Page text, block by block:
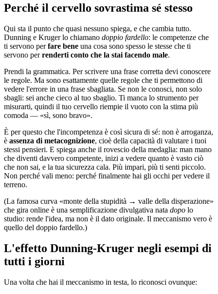
Perché il cervello sovrastima sé stesso
Qui sta il punto che quasi nessuno spiega, e che cambia tutto.
Dunning e Kruger lo chiamano doppio fardello: le competenze che
ti servono perfare bene una cosa sono spesso le stesse che ti
servono perrenderti conto che la stai facendo male.
Prendi la grammatica. Per scrivere una frase corretta devi conoscere
le regole. Ma sono esattamente quelle regole che ti permettono di
vedere l'errore in una frase sbagliata. Se non le conosci, non solo
sbagli: sei anche cieco al tuo sbaglio. Ti manca lo strumento per
misurarti, quindi il tuo cervello riempie il vuoto con la stima più
comoda — «sì, sono bravo».
È per questo che l'incompetenza è così sicura di sé: non è arroganza,
è assenza di metacognizione, cioè della capacità di valutare i tuoi
stessi pensieri. E spiega anche il rovescio della medaglia: man mano
che diventi davvero competente, inizi a vedere quanto è vasto ciò
che non sai, e la tua sicurezza cala. Più impari, più ti senti piccolo.
Non perché vali meno: perché finalmente hai gli occhi per vedere il
terreno.
(La famosa curva «monte della stupidità → valle della disperazione»
che gira online è una semplificazione divulgativa nata dopo lo
studio: rende l'idea, ma non è il dato originale. Il meccanismo vero è
quello del doppio fardello.)
L'effetto Dunning-Kruger negli esempi di
tutti i giorni
Una volta che hai il meccanismo in testa, lo riconosci ovunque: